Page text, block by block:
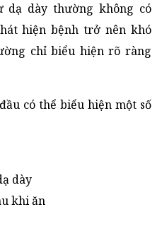
dạ dày thường không có
hiện bệnh trở nên khó
chỉ biểu hiện rõ ràng
có thể biểu hiện một số
dày
khi ăn